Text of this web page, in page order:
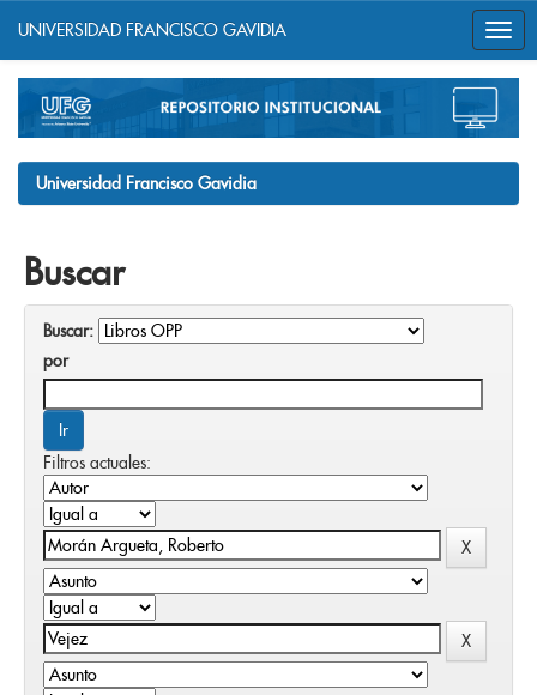
navigation
UNIVERSIDAD FRANCISCO GAVIDIA
Universidad Francisco Gavidia
Buscar
Buscar:
por
Filtros actuales: